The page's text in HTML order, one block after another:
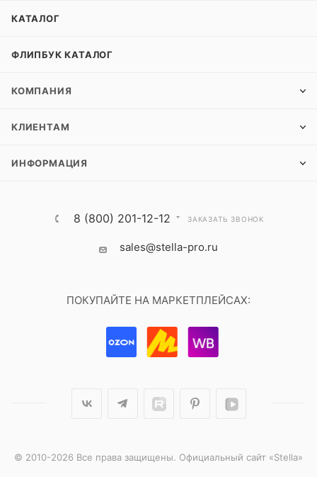
КАТАЛОГ
ФЛИПБУК КАТАЛОГ
КОМПАНИЯ
КЛИЕНТАМ
ИНФОРМАЦИЯ
8 (800) 201-12-12 ЗАКАЗАТЬ ЗВОНОК
sales@stella-pro.ru
ПОКУПАЙТЕ НА МАРКЕТПЛЕЙСАХ:
© 2010-2026 Все права защищены. Официальный сайт «Stella»